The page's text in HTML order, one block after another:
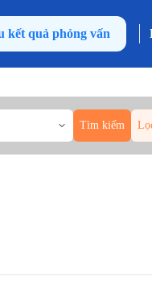
kết quả phỏng vấn
Tìm kiếm